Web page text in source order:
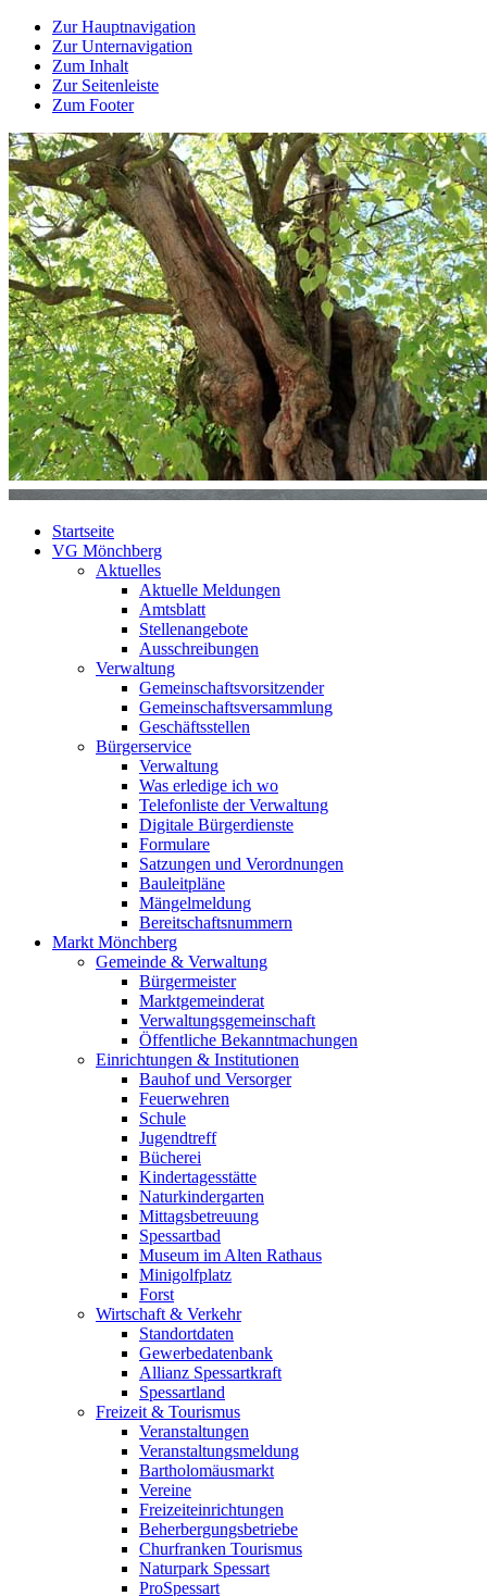
Zur Hauptnavigation
Zur Unternavigation
Zum Inhalt
Zur Seitenleiste
Zum Footer
Startseite
VG Mönchberg
Aktuelles
Aktuelle Meldungen
Amtsblatt
Stellenangebote
Ausschreibungen
Verwaltung
Gemeinschaftsvorsitzender
Gemeinschaftsversammlung
Geschäftsstellen
Bürgerservice
Verwaltung
Was erledige ich wo
Telefonliste der Verwaltung
Digitale Bürgerdienste
Formulare
Satzungen und Verordnungen
Bauleitpläne
Mängelmeldung
Bereitschaftsnummern
Markt Mönchberg
Gemeinde & Verwaltung
Bürgermeister
Marktgemeinderat
Verwaltungsgemeinschaft
Öffentliche Bekanntmachungen
Einrichtungen & Institutionen
Bauhof und Versorger
Feuerwehren
Schule
Jugendtreff
Bücherei
Kindertagesstätte
Naturkindergarten
Mittagsbetreuung
Spessartbad
Museum im Alten Rathaus
Minigolfplatz
Forst
Wirtschaft & Verkehr
Standortdaten
Gewerbedatenbank
Allianz Spessartkraft
Spessartland
Freizeit & Tourismus
Veranstaltungen
Veranstaltungsmeldung
Bartholomäusmarkt
Vereine
Freizeiteinrichtungen
Beherbergungsbetriebe
Churfranken Tourismus
Naturpark Spessart
ProSpessart